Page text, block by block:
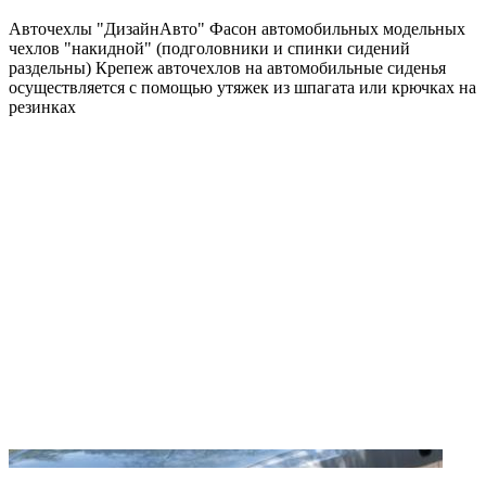
Авточехлы "ДизайнАвто" Фасон автомобильных модельных
чехлов "накидной" (подголовники и спинки сидений
раздельны) Крепеж авточехлов на автомобильные сиденья
осуществляется с помощью утяжек из шпагата или крючках на
резинках